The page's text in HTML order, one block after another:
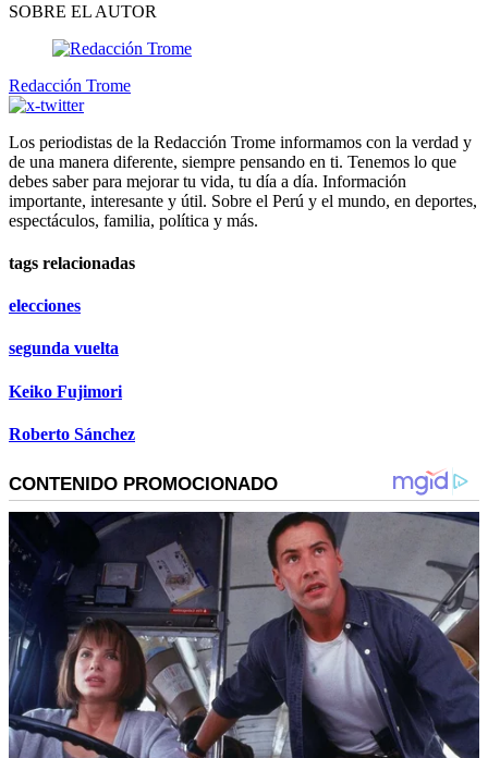
SOBRE EL AUTOR
Redacción Trome
Los periodistas de la Redacción Trome informamos con la verdad y
de una manera diferente, siempre pensando en ti. Tenemos lo que
debes saber para mejorar tu vida, tu día a día. Información
importante, interesante y útil. Sobre el Perú y el mundo, en deportes,
espectáculos, familia, política y más.
tags relacionadas
elecciones
segunda vuelta
Keiko Fujimori
Roberto Sánchez